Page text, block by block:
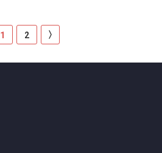
1 2 〉